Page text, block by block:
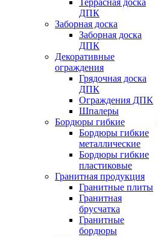
Террасная доска
ДПК
Заборная доска
Заборная доска
ДПК
Декоративные
ограждения
Грядочная доска
ДПК
Ограждения ДПК
Шпалеры
Бордюры гибкие
Бордюры гибкие
металлические
Бордюры гибкие
пластиковые
Гранитная продукция
Гранитные плиты
Гранитная
брусчатка
Гранитные
бордюры